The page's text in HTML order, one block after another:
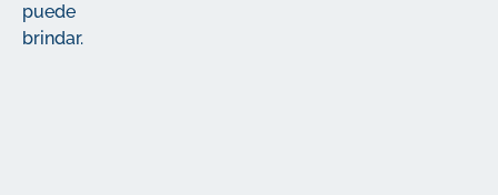
puede
brindar.